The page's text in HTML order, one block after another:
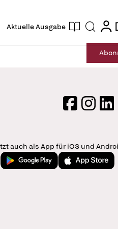
Aktuelle Ausgabe Suche
login
Abo
FacebookInstagram
auch als App für iOS und
Jetzt bei Google PlayLaden im App